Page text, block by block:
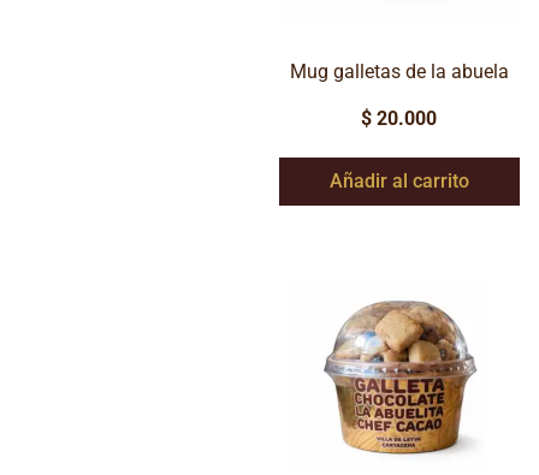
Mug galletas de la abuela
$ 20.000
Añadir al carrito